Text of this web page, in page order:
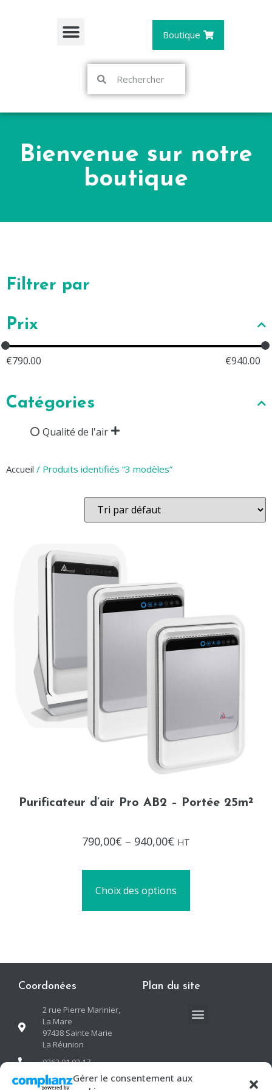
Gérer le consentement aux
Boutique
Bienvenue sur notre
boutique
Filtrer par
Prix
€790.00 €940.00
Catégories
Qualité de l'air
Accueil / Produits identifiés “3 modèles”
Purificateur d’air Pro AB2 – Portée 25m²
0
sur
790,00€ – 940,00€ HT
Choix des options
Coordonées
2 rue Pierre Marinier,
La Mare
97438 Sainte Marie
La Réunion
0262 01 02 17
contact@neogreen-
Plan du site